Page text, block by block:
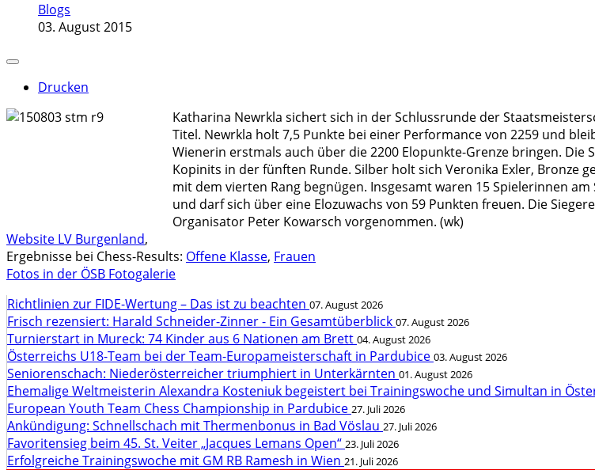
Blogs
03. August 2015
Drucken
Katharina Newrkla sichert sich in der Schlussrunde der
Titel. Newrkla holt 7,5 Punkte bei einer Performance von 2259 und
Wienerin erstmals auch über die 2200 Elopunkte-Grenze bringen.
Kopinits in der fünften Runde. Silber holt sich Veronika Exler, Bronze
mit dem vierten Rang begnügen. Insgesamt waren 15 Spielerinnen
und darf sich über eine Elozuwachs von 59 Punkten freuen. Die
Organisator Peter Kowarsch vorgenommen. (wk)
Website LV Burgenland,
Ergebnisse bei Chess-Results: Offene Klasse, Frauen
Fotos in der ÖSB Fotogalerie
Richtlinien zur FIDE-Wertung – Das ist zu beachten 07. August 2026
Frisch rezensiert: Harald Schneider-Zinner - Ein Gesamtüberblick 07. August 2026
Turnierstart in Mureck: 74 Kinder aus 6 Nationen am Brett 04. August 2026
Österreichs U18-Team bei der Team-Europameisterschaft in Pardubice 03. August 2026
Seniorenschach: Niederösterreicher triumphiert in Unterkärnten 01. August 2026
Ehemalige Weltmeisterin Alexandra Kosteniuk begeistert bei Trainingswoche und Simultan in
European Youth Team Chess Championship in Pardubice 27. Juli 2026
Ankündigung: Schnellschach mit Thermenbonus in Bad Vöslau 27. Juli 2026
Favoritensieg beim 45. St. Veiter „Jacques Lemans Open“ 23. Juli 2026
Erfolgreiche Trainingswoche mit GM RB Ramesh in Wien 21. Juli 2026